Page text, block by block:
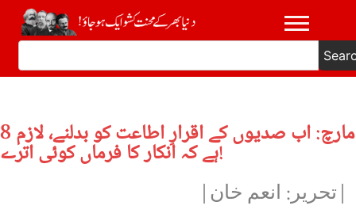
8 مارچ: اب صدیوں کے اقرارِ اطاعت کو بدلنے، لازم
ہے کہ انکار کا فرماں کوئی اترے!
|تحریر: انعم خان|